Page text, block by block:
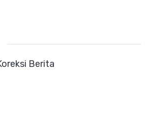
Berita